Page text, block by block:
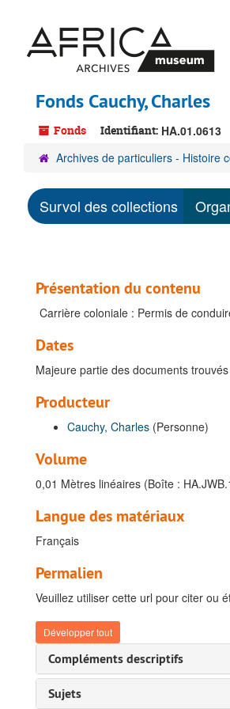
contenu
principal
Fonds Cauchy, Charles
Fonds Identifiant: HA.01.0613
Archives de particuliers - Histoire
Survol des collections
Présentation du contenu
Carrière coloniale : Permis de
Dates
Majeure partie des documents
Producteur
Cauchy, Charles (Personne)
Volume
0,01 Mètres linéaires (Boîte :
Langue des matériaux
Français
Permalien
Veuillez utiliser cette url pour citer ou
Développer tout
Compléments descriptifs
Sujets